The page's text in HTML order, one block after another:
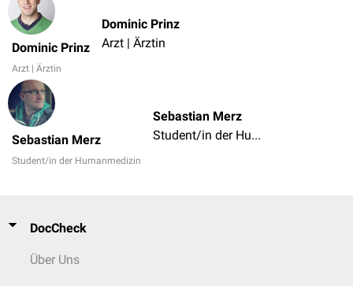
Dominic Prinz
Arzt | Ärztin
Dominic Prinz
Arzt | Ärztin
Sebastian Merz
Student/in der Humanmedizin
Sebastian Merz
Student/in der Humanmedizin
DocCheck
Über Uns